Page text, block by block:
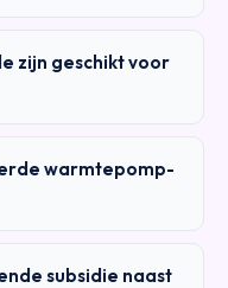
zijn geschikt voor
warmtepomp-
subsidie naast